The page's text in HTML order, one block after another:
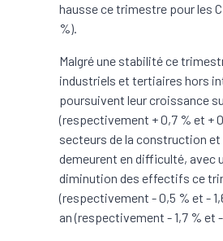
hausse ce trimestre pour les
%).
Malgré une stabilité ce
industriels et tertiaires hors
poursuivent leur croissance
(respectivement + 0,7 % et +
secteurs de la construction et
demeurent en difficulté, avec
diminution des effectifs ce
(respectivement - 0,5 % et -
an (respectivement - 1,7 % et